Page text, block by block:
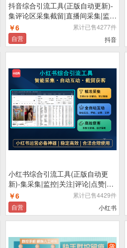
抖音综合引流工具(正版自动更新)-
集评论区采集截留|直播间采集|监控
新评论|关注|评论|私信|点赞|截留养
号为一体的抖音综合获客工具
￥6
累计已售4277件
自营
抖音
小红书综合引流工具(正版自动更
新)-集采集|监控|关注|评论|点赞|截
留养号为一体的小红书综合营销获
客工具
￥6
累计已售4429件
自营
小红书